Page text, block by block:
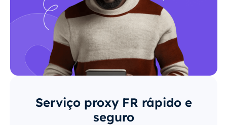
Serviço proxy FR rápido e
seguro